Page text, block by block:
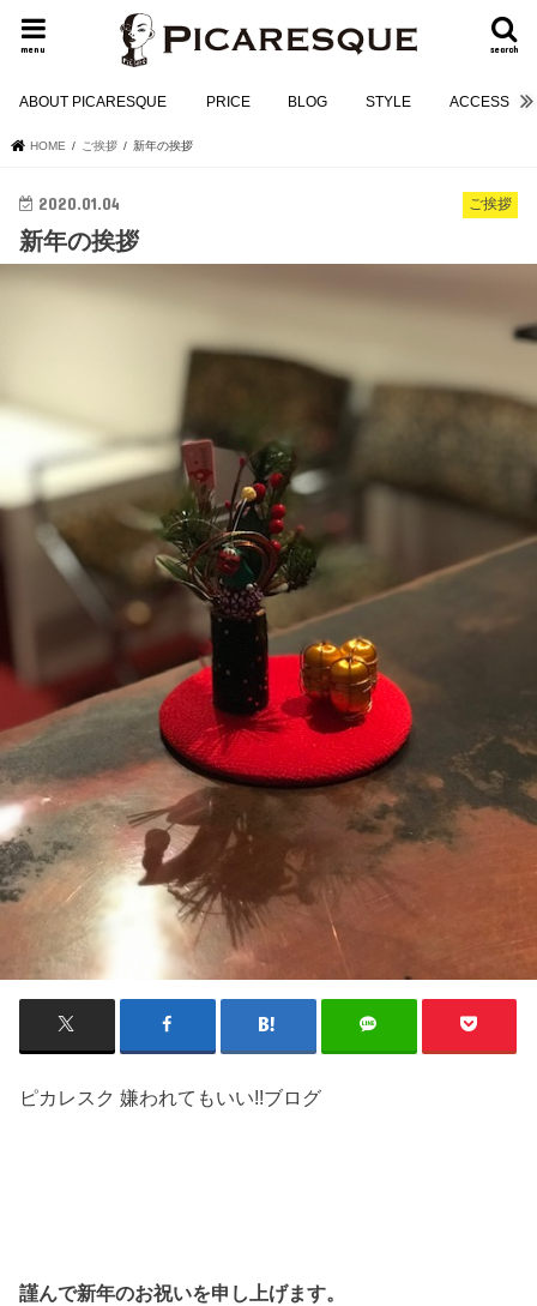
search
menu
ABOUT PICARESQUE PRICE BLOG STYLE ACCESS
HOME ご挨拶 新年の挨拶
ご挨拶
2020.01.04
新年の挨拶
ピカレスク 嫌われてもいい!!ブログ
謹んで新年のお祝いを申し上げます。